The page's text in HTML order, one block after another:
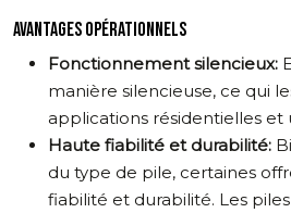
AVANTAGES OPÉRATIONNELS
Fonctionnement silencieux:
manière silencieuse, ce qui
applications résidentielles et
Haute fiabilité et durabilité:
du type de pile, certaines
fiabilité et durabilité. Les